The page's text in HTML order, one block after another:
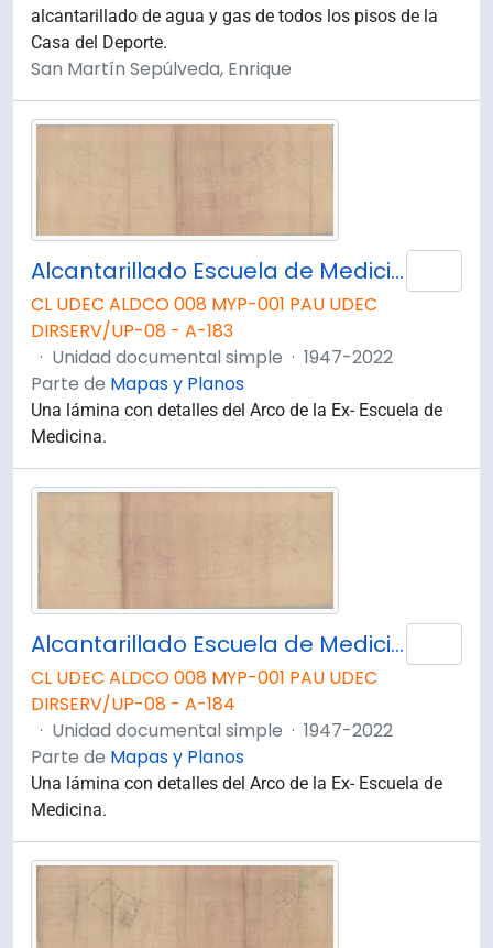
alcantarillado de agua y gas de todos los pisos de la
Casa del Deporte.
San Martín Sepúlveda, Enrique
Alcantarillado Escuela de Medicina. Planta Primer Piso. Instituto de Bacteriología.
CL UDEC ALDCO 008 MYP-001 PAU UDEC
DIRSERV/UP-08 - A-183
· Unidad documental simple · 1947-2022
Parte de Mapas y Planos
Una lámina con detalles del Arco de la Ex- Escuela de
Medicina.
Alcantarillado Escuela de Medicina. Planta Segundo Piso.
CL UDEC ALDCO 008 MYP-001 PAU UDEC
DIRSERV/UP-08 - A-184
· Unidad documental simple · 1947-2022
Parte de Mapas y Planos
Una lámina con detalles del Arco de la Ex- Escuela de
Medicina.